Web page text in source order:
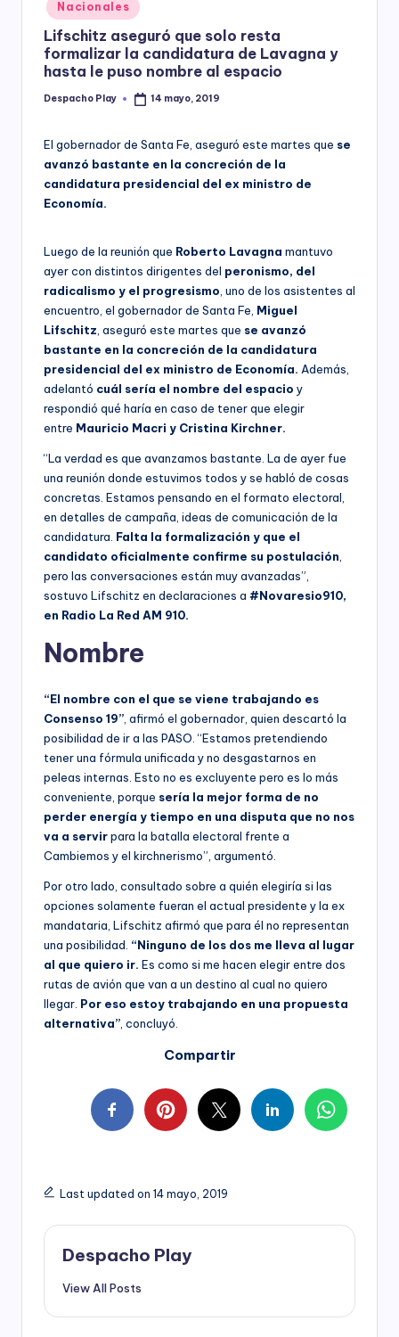
y
in
Nacionales
Lifschitz aseguró que solo resta
formalizar la candidatura de Lavagna y
hasta le puso nombre al espacio
Posted
Despacho Play 14 mayo, 2019
El gobernador de Santa Fe, aseguró este martes que se
avanzó bastante en la concreción de la
candidatura presidencial del ex ministro de
Economía.
Luego de la reunión que Roberto Lavagna mantuvo
ayer con distintos dirigentes del peronismo, del
radicalismo y el progresismo , uno de los asistentes al
encuentro, el gobernador de Santa Fe, Miguel
Lifschitz , aseguró este martes que se avanzó
bastante en la concreción de la candidatura
presidencial del ex ministro de Economía. Además,
adelantó cuál sería el nombre del espacio y
respondió qué haría en caso de tener que elegir
entre Mauricio Macri y Cristina Kirchner.
“La verdad es que avanzamos bastante. La de ayer fue
una reunión donde estuvimos todos y se habló de cosas
concretas. Estamos pensando en el formato electoral,
en detalles de campaña, ideas de comunicación de la
candidatura. Falta la formalización y que el
candidato oficialmente confirme su postulación
pero las conversaciones están muy avanzadas”,
sostuvo Lifschitz en declaraciones a #Novaresio910,
en Radio La Red AM 910.
Nombre
“El nombre con el que se viene trabajando es
Consenso 19” , afirmó el gobernador, quien descartó la
posibilidad de ir a las PASO. “Estamos pretendiendo
tener una fórmula unificada y no desgastarnos en
peleas internas. Esto no es excluyente pero es lo más
conveniente, porque sería la mejor forma de no
perder energía y tiempo en una disputa que no nos
va a servirpara la batalla electoral frente a
Cambiemos y el kirchnerismo”, argumentó.
Por otro lado, consultado sobre a quién elegiría si las
opciones solamente fueran el actual presidente y la ex
mandataria, Lifschitz afirmó que para él no representan
una posibilidad. “Ninguno de los dos me lleva al lugar
al que quiero ir. Es como si me hacen elegir entre dos
rutas de avión que van a un destino al cual no quiero
llegar. Por eso estoy trabajando en una propuesta
alternativa” , concluyó.
Compartir
Last updated on 14 mayo, 2019
Despacho Play
View All Posts